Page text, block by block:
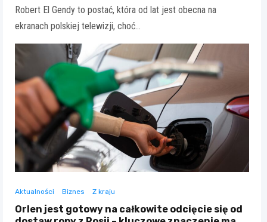
Robert El Gendy to postać, która od lat jest obecna na
ekranach polskiej telewizji, choć…
Aktualności Biznes Z kraju
Orlen jest gotowy na całkowite odcięcie się od